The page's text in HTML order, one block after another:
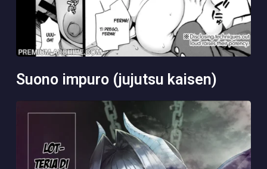
suono impuro (jujutsu kaisen)